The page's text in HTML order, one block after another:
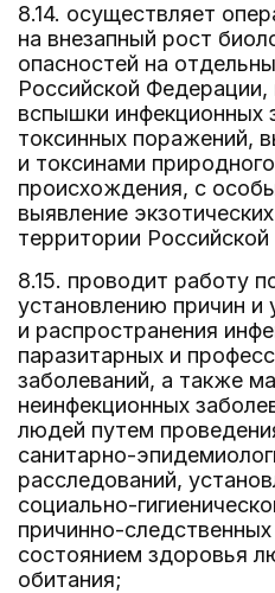
8.14. осуществляет
на внезапный рост
опасностей на
Российской Федерации,
вспышки инфекционных
токсинных поражений,
и токсинами
происхождения, с
выявление
территории
8.15. проводит работу
установлению причин и
и распространения
паразитарных и
заболеваний, а также
неинфекционных
людей путем
санитарно-
расследований,
социально-
причинно-
состоянием здоровья
обитания;